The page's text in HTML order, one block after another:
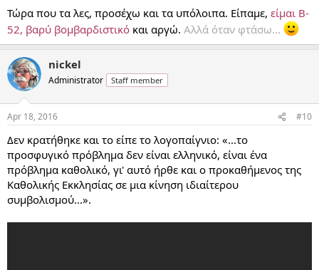
Τώρα που τα λες, προσέχω και τα υπόλοιπα. Είπαμε, είμαι B-
52, βαρύ βομβαρδιστικό και αργώ. Αλλά όταν φτάσω...
nickel
Administrator Staff member
Apr 18, 2016 #10
Δεν κρατήθηκε και το είπε το λογοπαίγνιο: «...το
προσφυγικό πρόβλημα δεν είναι ελληνικό, είναι ένα
πρόβλημα καθολικό, γι' αυτό ήρθε και ο προκαθήμενος της
Καθολικής Εκκλησίας σε μια κίνηση ιδιαίτερου
συμβολισμού...».